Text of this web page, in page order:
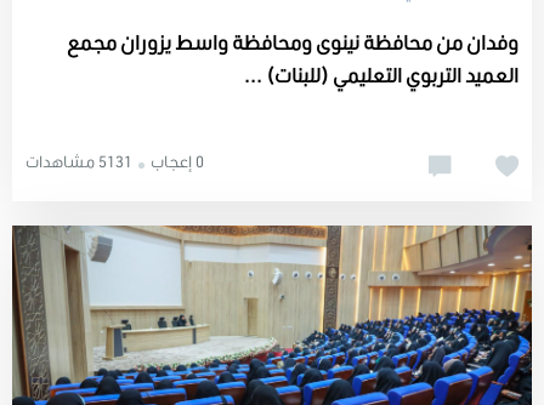
وفدان من محافظة نينوى ومحافظة واسط يزوران مجمع
العميد التربوي التعليمي (للبنات) ...
5131 مشاهدات 0 إعجاب